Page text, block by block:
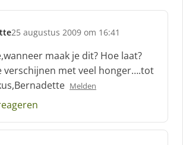
25 augustus 2009 om 16:41
maak je dit? Hoe laat?
verschijnen met veel honger….tot
Melden